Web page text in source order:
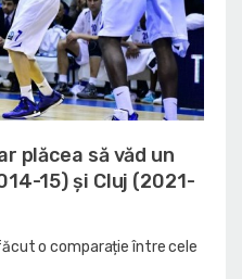
plăcea să văd un
15) și Cluj (2021-
o comparație între cele